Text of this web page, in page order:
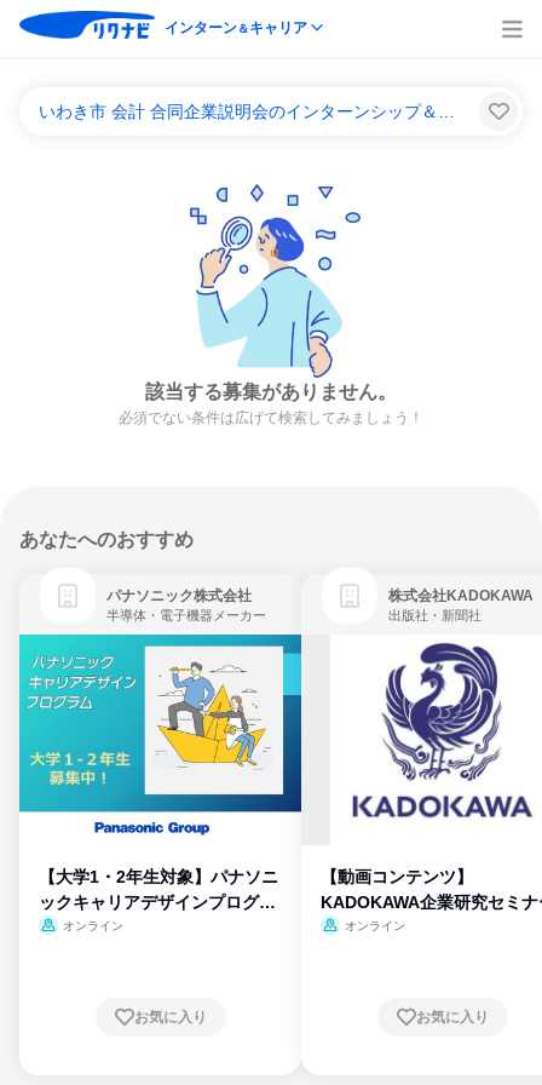
インターン＆キャリア
該当する募集がありません。
必須でない条件は広げて検索してみましょう！
あなたへのおすすめ
パナソニック株式会社
半導体・電子機器メーカー
【大学1・2年生対象】パナソニ
ックキャリアデザインプログラ
ム
オンライン
お気に入り
株式会社KADOKAWA
出版社・新聞社
【動画コンテンツ】
KADOKAWA企業研究セミナ
オンライン
お気に入り